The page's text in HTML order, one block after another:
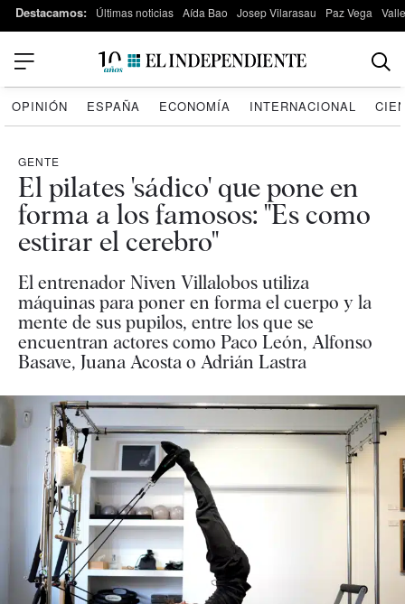
Destacamos: Últimas noticias Aída Bao Josep Vilarasau Paz Vega
OPINIÓN ESPAÑA ECONOMÍA INTERNACIONAL
GENTE
El pilates 'sádico' que pone en
forma a los famosos: "Es como
estirar el cerebro"
El entrenador Niven Villalobos utiliza
máquinas para poner en forma el cuerpo y la
mente de sus pupilos, entre los que se
encuentran actores como Paco León, Alfonso
Basave, Juana Acosta o Adrián Lastra